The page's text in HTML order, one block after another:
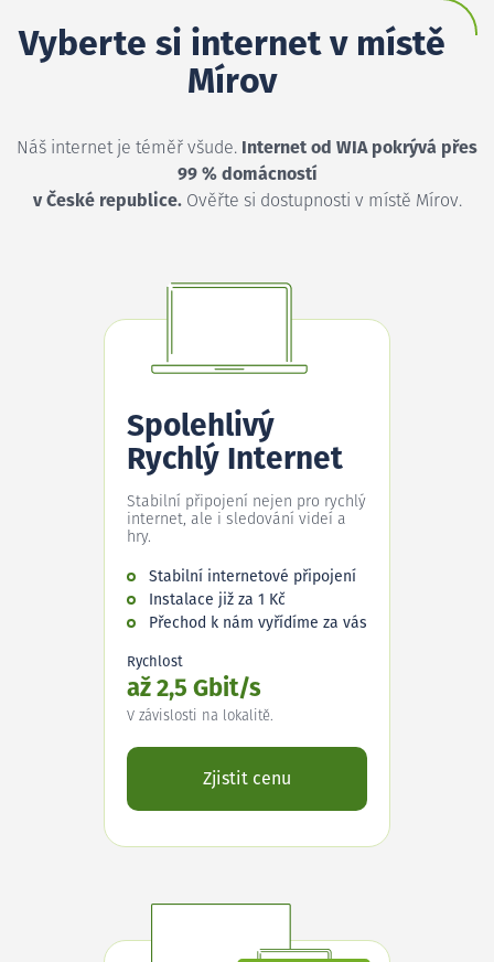
Vyberte si internet v místě
Mírov
Náš internet je téměř všude. Internet od WIA pokrývá přes
99 % domácností
v České republice.Ověřte si dostupnosti v místě Mírov.
Spolehlivý
Rychlý Internet
Stabilní připojení nejen pro rychlý
internet, ale i sledování videí a
hry.
Stabilní internetové připojení
Instalace již za 1 Kč
Přechod k nám vyřídíme za vás
Rychlost
až 2,5 Gbit/s
V závislosti na lokalitě.
Zjistit cenu